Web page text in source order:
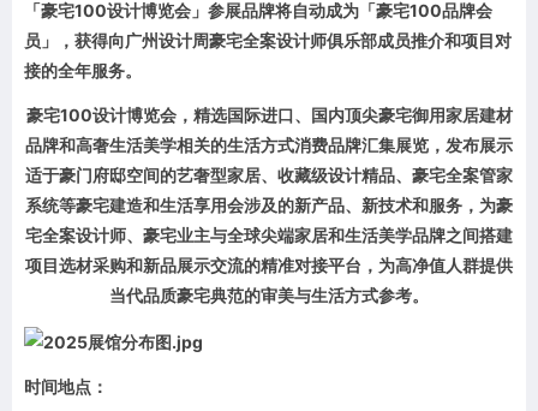
「豪宅100设计博览会」参展品牌将自动成为「豪宅100品牌会
员」，获得向广州设计周豪宅全案设计师俱乐部成员推介和项目对
接的全年服务。
豪宅100设计博览会，精选国际进口、国内顶尖豪宅御用家居建材
品牌和高奢生活美学相关的生活方式消费品牌汇集展览，发布展示
适于豪门府邸空间的艺奢型家居、收藏级设计精品、豪宅全案管家
系统等豪宅建造和生活享用会涉及的新产品、新技术和服务，为豪
宅全案设计师、豪宅业主与全球尖端家居和生活美学品牌之间搭建
项目选材采购和新品展示交流的精准对接平台，为高净值人群提供
当代品质豪宅典范的审美与生活方式参考。
时间地点：